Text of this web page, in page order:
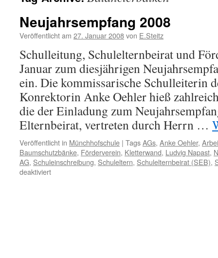
Neujahrsempfang 2008
Veröffentlicht am 27. Januar 2008von E.Steitz
Schulleitung, Schulelternbeirat und
Januar zum diesjährigen
ein. Die kommissarische Schulleiterin
Konrektorin Anke Oehler hieß
die der Einladung zum
Elternbeirat, vertreten durch Herrn …
Veröffentlicht in Münchhofschule | TagsAGs, Anke Oehler,
Baumschutzbänke, Förderverein, Kletterwand, Ludvig Napast,
AG, Schuleinschreibung, Schuleltern, Schulelternbeirat (SEB),
deaktiviertfür